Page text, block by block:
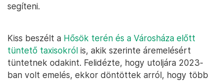
segíteni.
Kiss beszélt a Hősök terén és a Városháza előtt
tüntető taxisokról is, akik szerinte áremelésért
tüntetnek odakint. Felidézte, hogy utoljára 2023-
ban volt emelés, ekkor döntöttek arról, hogy több